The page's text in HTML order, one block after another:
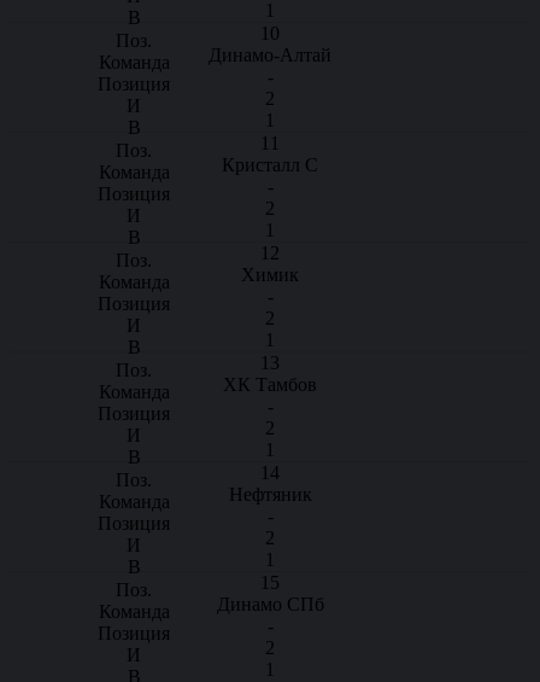
1
10
Динамо-Алтай
-
2
1
11
Кристалл С
-
2
1
12
Химик
-
2
1
13
ХК Тамбов
-
2
1
14
Нефтяник
-
2
1
15
Динамо СПб
-
2
1